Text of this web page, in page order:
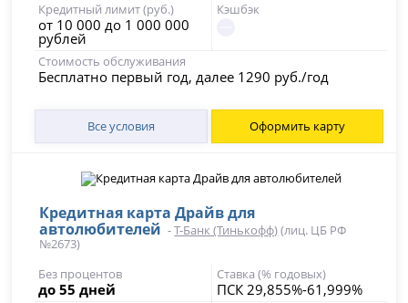
Кредитный лимит (руб.)
от 10 000 до 1 000 000
рублей
Кэшбэк
Стоимость обслуживания
Бесплатно первый год, далее 1290 руб./год
Все условия Оформить карту
Кредитная карта Драйв для
автолюбителей -Т-Банк (Тинькофф)(лиц. ЦБ РФ
№2673)
Без процентов
до 55 дней
Ставка (% годовых)
ПСК 29,855%-61,999%